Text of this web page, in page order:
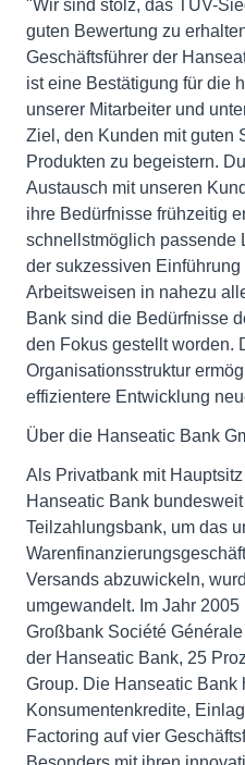
"Wir sind stolz, das TÜV-
guten Bewertung zu
Geschäftsführer der
ist eine Bestätigung für die
unserer Mitarbeiter und
Ziel, den Kunden mit guten
Produkten zu begeistern.
Austausch mit unseren
ihre Bedürfnisse frühzeitig
schnellstmöglich passende
der sukzessiven
Arbeitsweisen in nahezu
Bank sind die Bedürfnisse
den Fokus gestellt worden.
Organisationsstruktur
effizientere Entwicklung
Über die Hanseatic Bank
Als Privatbank mit
Hanseatic Bank
Teilzahlungsbank, um das
Versands abzuwickeln,
umgewandelt. Im Jahr
Großbank Société
der Hanseatic Bank, 25
Group. Die Hanseatic Bank
Konsumentenkredite,
Factoring auf vier